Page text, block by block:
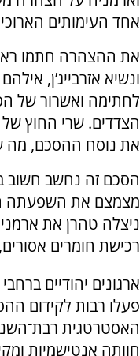
אחד העימותים
את ההצהרה חתמו
ונשיא אזרבייג’ן,
לחתימה ואשרור של
הצדדים. שרי החוץ של
את נוסח ההסכם, מה
הסכם זה נחשב חשוב
מצמצם את השפעתה
ניצלה טהרן את
רכישת חומרים
ארגונים יהודיים
פעלו רבות לקידום
האסטרטגית
חוותה אנטישמיות